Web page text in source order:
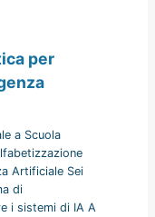
per
a Scuola
Artificiale Sei
di
i sistemi di IA A